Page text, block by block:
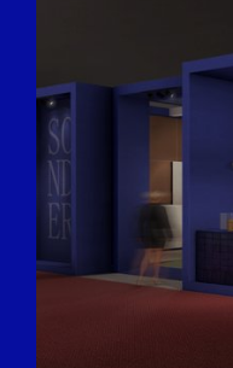
may combine it with
provided to them or